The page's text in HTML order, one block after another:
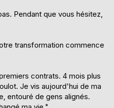
Pendant que vous hésitez,
transformation commence
contrats. 4 mois plus
Je vis aujourd'hui de ma
entouré de gens alignés.